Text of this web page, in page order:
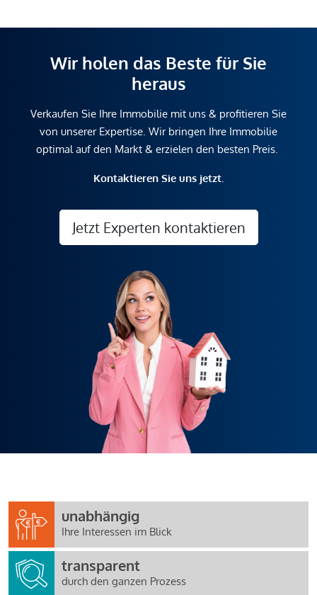
Wir holen das Beste für Sie
heraus
Verkaufen Sie Ihre Immobilie mit uns & profitieren Sie
von unserer Expertise. Wir bringen Ihre Immobilie
optimal auf den Markt & erzielen den besten Preis.
Kontaktieren Sie uns jetzt.
Jetzt Experten kontaktieren
unabhängig
Ihre Interessen im Blick
transparent
durch den ganzen Prozess